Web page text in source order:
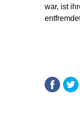
war, ist